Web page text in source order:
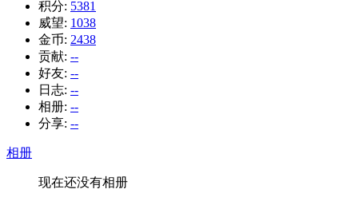
积分: 5381
威望: 1038
金币: 2438
贡献: --
好友: --
日志: --
相册: --
分享: --
相册
现在还没有相册